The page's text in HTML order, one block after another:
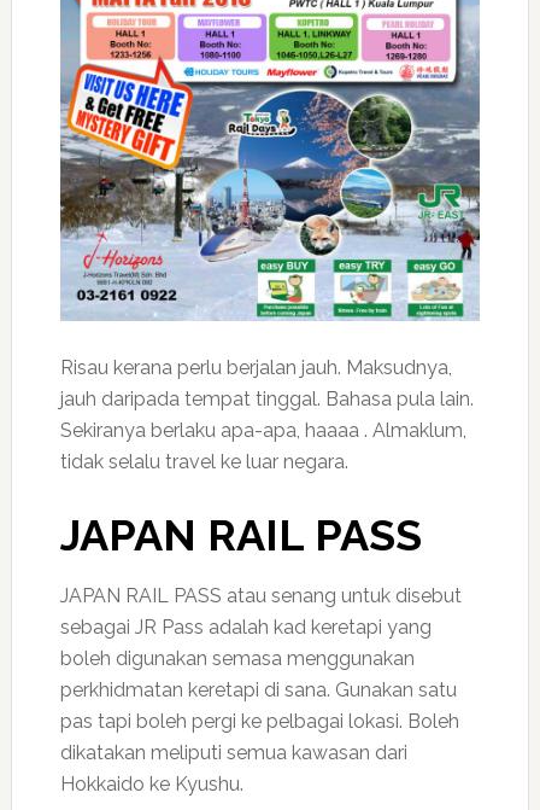
Risau kerana perlu berjalan jauh. Maksudnya,
jauh daripada tempat tinggal. Bahasa pula lain.
Sekiranya berlaku apa-apa, haaaa . Almaklum,
tidak selalu travel ke luar negara.
JAPAN RAIL PASS
JAPAN RAIL PASS atau senang untuk disebut
sebagai JR Pass adalah kad keretapi yang
boleh digunakan semasa menggunakan
perkhidmatan keretapi di sana. Gunakan satu
pas tapi boleh pergi ke pelbagai lokasi. Boleh
dikatakan meliputi semua kawasan dari
Hokkaido ke Kyushu.